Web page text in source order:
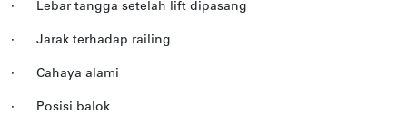
· Lebar tangga setelah lift dipasang
· Jarak terhadap railing
· Cahaya alami
· Posisi balok